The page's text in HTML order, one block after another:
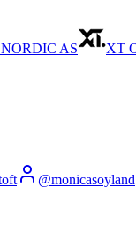
AS XT
@monicasoyland